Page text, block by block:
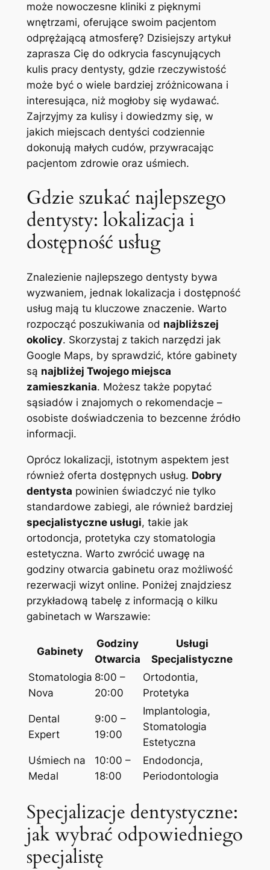
może nowoczesne kliniki z pięknymi
wnętrzami, oferujące swoim pacjentom
odprężającą atmosferę? Dzisiejszy artykuł
zaprasza Cię do odkrycia fascynujących
kulis pracy dentysty, gdzie rzeczywistość
może być o wiele bardziej zróżnicowana i
interesująca, niż mogłoby się wydawać.
Zajrzyjmy za kulisy i dowiedzmy się, w
jakich miejscach dentyści codziennie
dokonują małych cudów, przywracając
pacjentom zdrowie oraz uśmiech.
Gdzie szukać najlepszego
dentysty: lokalizacja i
dostępność usług
Znalezienie najlepszego dentysty bywa
wyzwaniem, jednak lokalizacja i dostępność
usług mają tu kluczowe znaczenie. Warto
rozpocząć poszukiwania od najbliższej
okolicy. Skorzystaj z takich narzędzi jak
Google Maps, by sprawdzić, które gabinety
są najbliżej Twojego miejsca
zamieszkania. Możesz także popytać
sąsiadów i znajomych o rekomendacje –
osobiste doświadczenia to bezcenne źródło
informacji.
Oprócz lokalizacji, istotnym aspektem jest
również oferta dostępnych usług. Dobry
dentysta powinien świadczyć nie tylko
standardowe zabiegi, ale również bardziej
specjalistyczne usługi, takie jak
ortodoncja, protetyka czy stomatologia
estetyczna. Warto zwrócić uwagę na
godziny otwarcia gabinetu oraz możliwość
rezerwacji wizyt online. Poniżej znajdziesz
przykładową tabelę z informacją o kilku
gabinetach w Warszawie:
Gabinety
Godziny
Otwarcia
Usługi
Specjalistyczne
Stomatologia
Nova
8:00 –
20:00
Ortodontia,
Protetyka
Dental
Expert
9:00 –
19:00
Implantologia,
Stomatologia
Estetyczna
Uśmiech na
Medal
10:00 –
18:00
Endodoncja,
Periodontologia
Specjalizacje dentystyczne:
jak wybrać odpowiedniego
specjalistę